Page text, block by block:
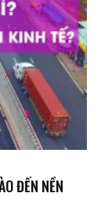
ĐẾN NỀN